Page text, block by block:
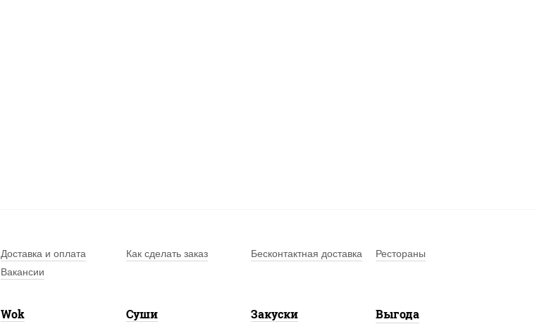
Доставка и оплата Как сделать заказ Бесконтактная доставка
Рестораны
Вакансии
Wok Суши Закуски
Выгода